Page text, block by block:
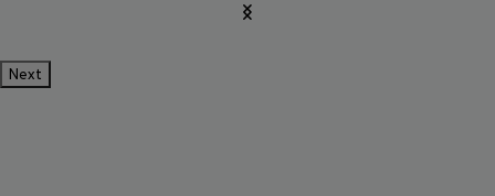
Next